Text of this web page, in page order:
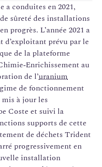
a conduites en 2021,
sûreté des installations
progrès. L’année 2021 a
d’exploitant prévu par le
de la plateforme
au
de l’uranium
de fonctionnement
mis à jour les
Coste et suivi la
supports de cette
de déchets Trident
progressivement en
installation